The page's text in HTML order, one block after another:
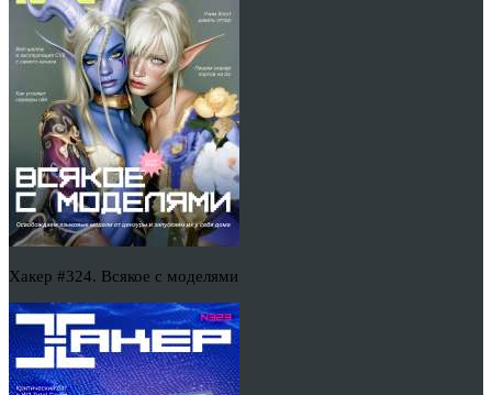
Хакер #324. Всякое с моделями